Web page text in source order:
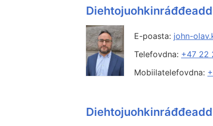
E-poasta: john-
Telefovdna: +47 22
Mobiilatelefovdna: